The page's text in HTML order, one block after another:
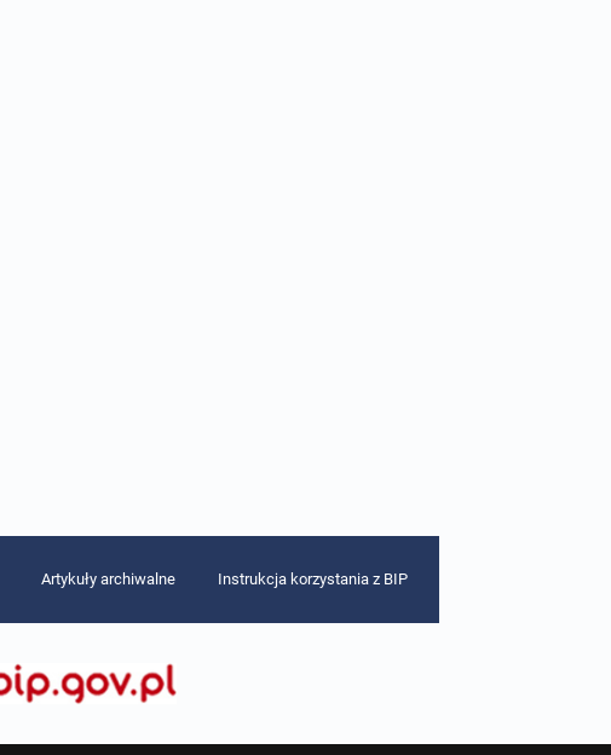
Artykuły archiwalne Instrukcja korzystania z BIP